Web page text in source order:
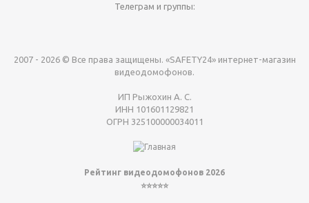
Телеграм и группы:
2007 - 2026 © Все права защищены. «SAFETY24» интернет-магазин
видеодомофонов.
ИП Рыжохин А. С.
ИНН 101601129821
ОГРН 325100000034011
Рейтинг видеодомофонов 2026
⭐⭐⭐⭐⭐